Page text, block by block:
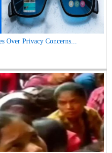
Over Privacy Concerns...